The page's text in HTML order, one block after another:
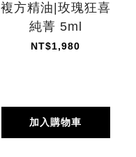
複方精油|玫瑰狂喜
純菁 5ml
NT$1,980
加入購物車